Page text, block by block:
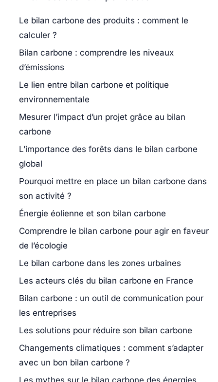
Le bilan carbone des produits : comment le
calculer ?
Bilan carbone : comprendre les niveaux
d’émissions
Le lien entre bilan carbone et politique
environnementale
Mesurer l’impact d’un projet grâce au bilan
carbone
L’importance des forêts dans le bilan carbone
global
Pourquoi mettre en place un bilan carbone dans
son activité ?
Énergie éolienne et son bilan carbone
Comprendre le bilan carbone pour agir en faveur
de l’écologie
Le bilan carbone dans les zones urbaines
Les acteurs clés du bilan carbone en France
Bilan carbone : un outil de communication pour
les entreprises
Les solutions pour réduire son bilan carbone
Changements climatiques : comment s’adapter
avec un bon bilan carbone ?
Les mythes sur le bilan carbone des énergies